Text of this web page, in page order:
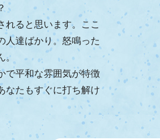
れると思います。ここ
人達ばかり。怒鳴った
で平和な雰囲気が特徴
なたもすぐに打ち解け